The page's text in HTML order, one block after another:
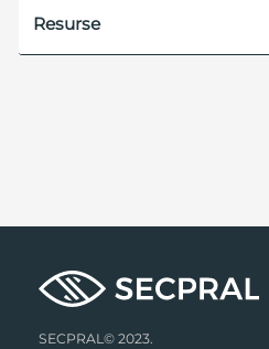
Resurse
SECPRAL© 2023.